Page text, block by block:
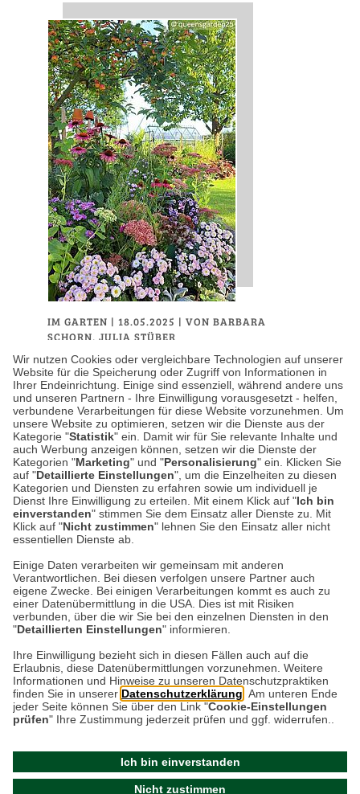
Wir nutzen Cookies oder vergleichbare Technologien auf unserer
Website für die Speicherung oder Zugriff von Informationen in
Ihrer Endeinrichtung. Einige sind essenziell, während andere uns
und unseren Partnern - Ihre Einwilligung vorausgesetzt - helfen,
verbundene Verarbeitungen für diese Website vorzunehmen. Um
unsere Website zu optimieren, setzen wir die Dienste aus der
Kategorie "Statistik" ein. Damit wir für Sie relevante Inhalte und
auch Werbung anzeigen können, setzen wir die Dienste der
Kategorien "Marketing" und "Personalisierung" ein. Klicken Sie
auf "Detaillierte Einstellungen", um die Einzelheiten zu diesen
Kategorien und Diensten zu erfahren sowie um individuell je
Dienst Ihre Einwilligung zu erteilen. Mit einem Klick auf "Ich bin
einverstanden" stimmen Sie dem Einsatz aller Dienste zu. Mit
Klick auf "Nicht zustimmen" lehnen Sie den Einsatz aller nicht
essentiellen Dienste ab.
Einige Daten verarbeiten wir gemeinsam mit anderen
Verantwortlichen. Bei diesen verfolgen unsere Partner auch
eigene Zwecke. Bei einigen Verarbeitungen kommt es auch zu
einer Datenübermittlung in die USA. Dies ist mit Risiken
verbunden, über die wir Sie bei den einzelnen Diensten in den
"Detaillierten Einstellungen" informieren.
Ihre Einwilligung bezieht sich in diesen Fällen auch auf die
Erlaubnis, diese Datenübermittlungen vorzunehmen. Weitere
Informationen und Hinweise zu unseren Datenschutzpraktiken
finden Sie in unserer Datenschutzerklärung . Am unteren Ende
jeder Seite können Sie über den Link "Cookie-Einstellungen
prüfen" Ihre Zustimmung jederzeit prüfen und ggf. widerrufen..
Ich bin einverstanden
Nicht zustimmen
IM GARTEN | 18.05.2025 |VON BARBARA
SCHORN, JULIA STÜBER
Der Chelsea Chop: Ein
Frühlingsschnitt für
üppige Blütenpracht
Der Frühling ist im vollen Gange, die Natur
ist erwacht und der Garten zeigt seine ersten
Blüten. Doch wussten Sie, dass gerade jetzt
der perfekte…
Weiterlesen
Datenschutz Impressum
Kontakt
Netiquette